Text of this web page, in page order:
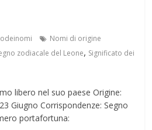
Nomi di origine
zodiacale del Leone, Significato dei
libero nel suo paese Origine:
Giugno Corrispondenze: Segno
portafortuna: